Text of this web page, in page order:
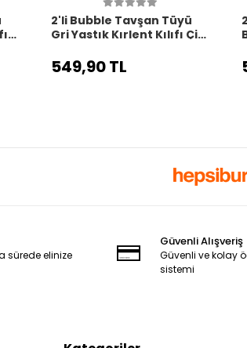
2'li Bubble Tavşan Tüyü
Gri Yastık Kırlent Kılıfı Çift
549,90 TL
sürede elinize
Güvenli Alışveriş
Güvenli ve kolay
sistemi